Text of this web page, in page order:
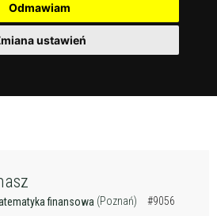
Odmawiam
ustawień
finansowa (Poznań) #9056